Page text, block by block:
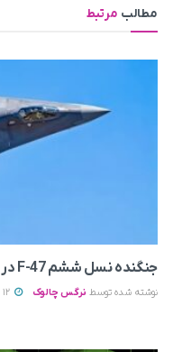
مطالب مرتبط
جنگنده نسل ششم F-47 در مسیر نخستین پرواز
نوشته شده توسط نرگس چالوک